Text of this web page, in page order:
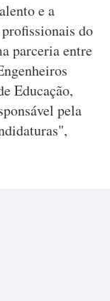
e a
do
parceria entre
Educação,
pela